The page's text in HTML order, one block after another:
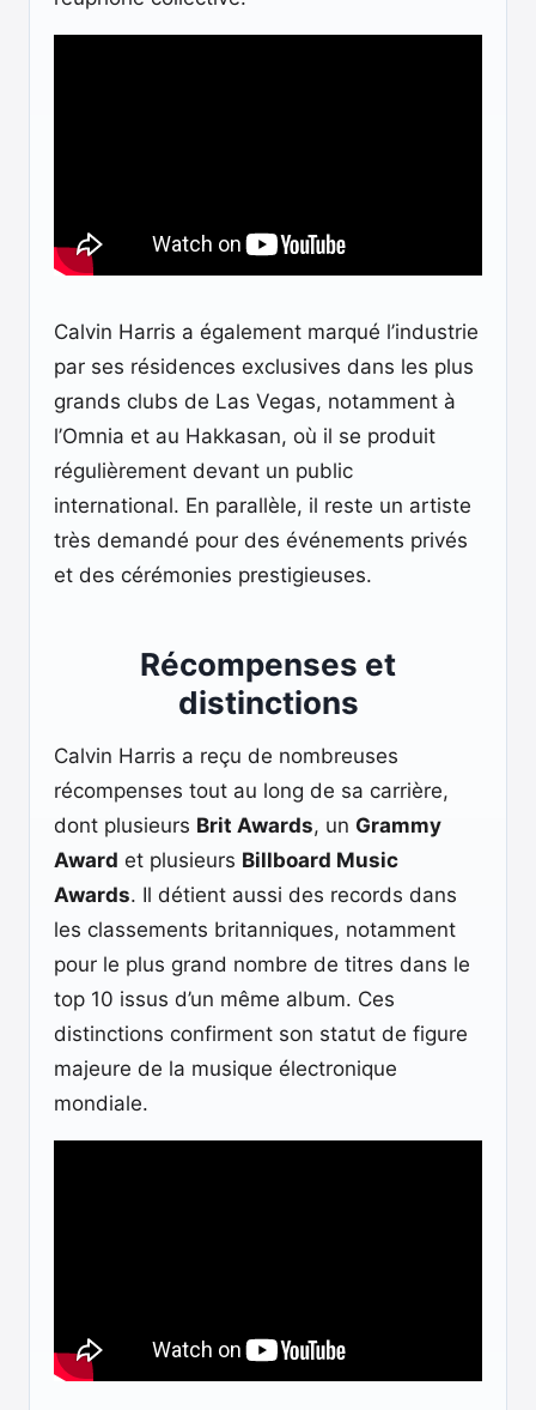
Calvin Harris a également marqué l’industrie
par ses résidences exclusives dans les plus
grands clubs de Las Vegas, notamment à
l’Omnia et au Hakkasan, où il se produit
régulièrement devant un public
international. En parallèle, il reste un artiste
très demandé pour des événements privés
et des cérémonies prestigieuses.
Récompenses et
distinctions
Calvin Harris a reçu de nombreuses
récompenses tout au long de sa carrière,
dont plusieurs Brit Awards, un Grammy
Award et plusieurs Billboard Music
Awards. Il détient aussi des records dans
les classements britanniques, notamment
pour le plus grand nombre de titres dans le
top 10 issus d’un même album. Ces
distinctions confirment son statut de figure
majeure de la musique électronique
mondiale.